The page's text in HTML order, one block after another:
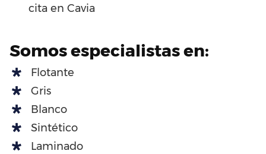
cita en Cavia
Somos especialistas en:
Flotante
Gris
Blanco
Sintético
Laminado